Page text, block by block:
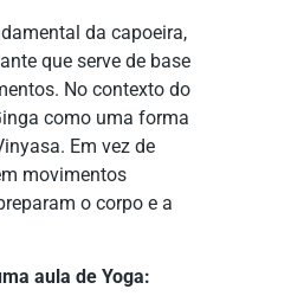
da capoeira,
que serve de base
No contexto do
como uma forma
Em vez de
movimentos
o corpo e a
aula de Yoga: